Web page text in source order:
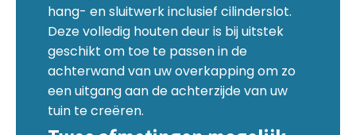
hang- en sluitwerk inclusief cilinderslot.
Deze volledig houten deur is bij uitstek
geschikt om toe te passen in de
achterwand van uw overkapping om zo
een uitgang aan de achterzijde van uw
tuin te creëren.